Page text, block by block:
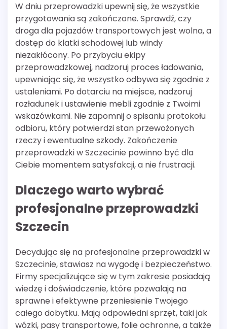
W dniu przeprowadzki upewnij się, że wszystkie
przygotowania są zakończone. Sprawdź, czy
droga dla pojazdów transportowych jest wolna, a
dostęp do klatki schodowej lub windy
niezakłócony. Po przybyciu ekipy
przeprowadzkowej, nadzoruj proces ładowania,
upewniając się, że wszystko odbywa się zgodnie z
ustaleniami. Po dotarciu na miejsce, nadzoruj
rozładunek i ustawienie mebli zgodnie z Twoimi
wskazówkami. Nie zapomnij o spisaniu protokołu
odbioru, który potwierdzi stan przewożonych
rzeczy i ewentualne szkody. Zakończenie
przeprowadzki w Szczecinie powinno być dla
Ciebie momentem satysfakcji, a nie frustracji.
Dlaczego warto wybrać
profesjonalne przeprowadzki
Szczecin
Decydując się na profesjonalne przeprowadzki w
Szczecinie, stawiasz na wygodę i bezpieczeństwo.
Firmy specjalizujące się w tym zakresie posiadają
wiedzę i doświadczenie, które pozwalają na
sprawne i efektywne przeniesienie Twojego
całego dobytku. Mają odpowiedni sprzęt, taki jak
wózki, pasy transportowe, folie ochronne, a także